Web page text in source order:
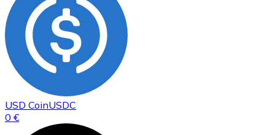
USD CoinUSDC
0 €